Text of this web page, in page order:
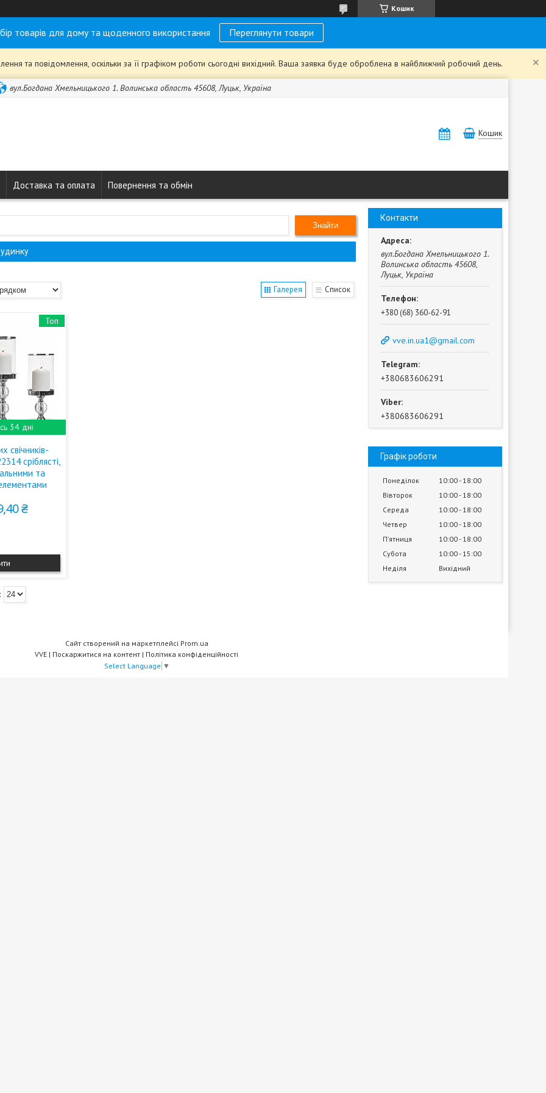
Кошик
товарів для дому та щоденного використання Переглянути товари
та повідомлення, оскільки за її графіком роботи сьогодні вихідний. Ваша заявка буде оброблена в найближчий робочий день.
вул.Богдана Хмельницького 1. Волинська область 45608, Луцьк, Україна
Кошик
Доставка та оплата Повернення та обмін
Знайти
Галерея Список
34 дні
Топ
свічників-
сріблясті,
та
₴
Контакти
вул.Богдана Хмельницького 1.
Волинська область 45608,
Луцьк, Україна
+380 (68) 360-62-91
vve.in.ua1@gmail.com
+380683606291
+380683606291
Графік роботи
Понеділок 10:00 18:00
Вівторок
10:00 18:00
Середа
10:00 18:00
Четвер
10:00 18:00
Пʼятниця
10:00 18:00
Субота
10:00 15:00
Неділя
Вихідний
Сайт створений на маркетплейсі Prom.ua
VVE | Поскаржитися на контент | Політика конфіденційності
Select Language ▼